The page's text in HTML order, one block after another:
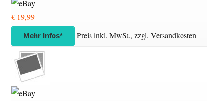
€ 19,99
Mehr Infos* Preis inkl. MwSt., zzgl. Versandkosten